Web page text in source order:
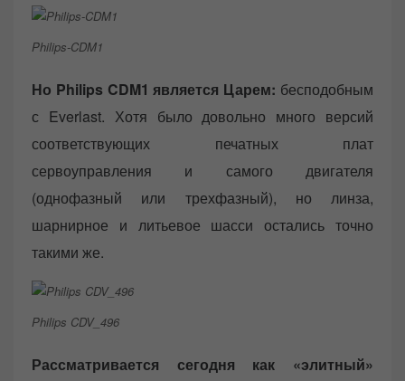
Philips-CDM1
Но Philips CDM1 является Царем: бесподобным
с Everlast. Хотя было довольно много версий
соответствующих печатных плат
сервоуправления и самого двигателя
(однофазный или трехфазный), но линза,
шарнирное и литьевое шасси остались точно
такими же.
Philips CDV_496
Рассматривается сегодня как «элитный»